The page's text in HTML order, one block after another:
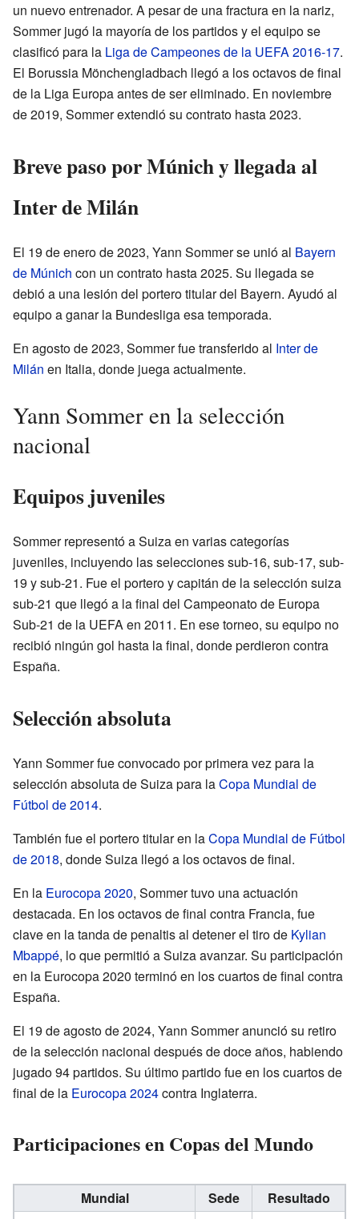
un nuevo entrenador. A pesar de una fractura en la nariz,
Sommer jugó la mayoría de los partidos y el equipo se
clasificó para la Liga de Campeones de la UEFA 2016-17.
El Borussia Mönchengladbach llegó a los octavos de final
de la Liga Europa antes de ser eliminado. En noviembre
de 2019, Sommer extendió su contrato hasta 2023.
Breve paso por Múnich y llegada al
Inter de Milán
El 19 de enero de 2023, Yann Sommer se unió al Bayern
de Múnich con un contrato hasta 2025. Su llegada se
debió a una lesión del portero titular del Bayern. Ayudó al
equipo a ganar la Bundesliga esa temporada.
En agosto de 2023, Sommer fue transferido al Inter de
Milán en Italia, donde juega actualmente.
Yann Sommer en la selección
nacional
Equipos juveniles
Sommer representó a Suiza en varias categorías
juveniles, incluyendo las selecciones sub-16, sub-17, sub-
19 y sub-21. Fue el portero y capitán de la selección suiza
sub-21 que llegó a la final del Campeonato de Europa
Sub-21 de la UEFA en 2011. En ese torneo, su equipo no
recibió ningún gol hasta la final, donde perdieron contra
España.
Selección absoluta
Yann Sommer fue convocado por primera vez para la
selección absoluta de Suiza para laCopa Mundial de
Fútbol de 2014.
También fue el portero titular en laCopa Mundial de Fútbol
de 2018, donde Suiza llegó a los octavos de final.
En la Eurocopa 2020, Sommer tuvo una actuación
destacada. En los octavos de final contra Francia, fue
clave en la tanda de penaltis al detener el tiro de Kylian
Mbappé, lo que permitió a Suiza avanzar. Su participación
en la Eurocopa 2020 terminó en los cuartos de final contra
España.
El 19 de agosto de 2024, Yann Sommer anunció su retiro
de la selección nacional después de doce años, habiendo
jugado 94 partidos. Su último partido fue en los cuartos de
final de la Eurocopa 2024contra Inglaterra.
Participaciones en Copas del Mundo
Mundial Sede
Resultado